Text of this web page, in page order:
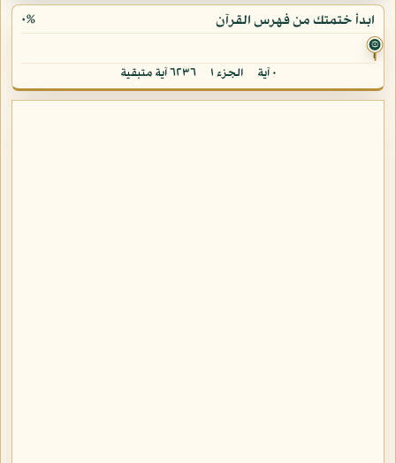
ابدأ ختمتك من فهرس القرآن ٠%
۞
٠ آية الجزء ١ ٦٢٣٦ آية متبقية